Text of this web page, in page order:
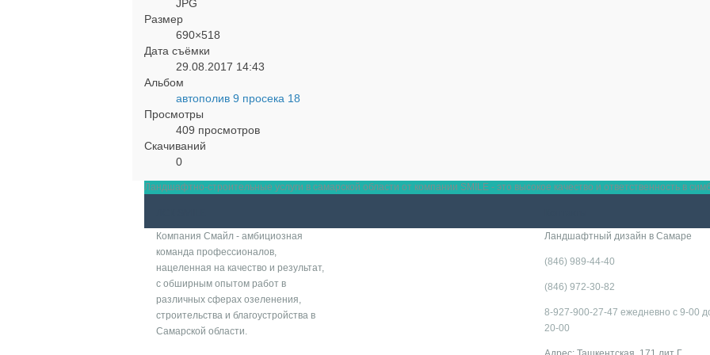
JPG
Размер
690×518
Дата съёмки
29.08.2017 14:43
Альбом
автополив 9 просека 18
Просмотры
409 просмотров
Скачиваний
0
Ландшафтно-строительные услуги в самарской области от компании SMILE - это высокое качество и ответственность в
Компания Смайл - амбициозная
команда профессионалов,
нацеленная на качество и результат,
с обширным опытом работ в
различных сферах озеленения,
строительства и благоустройства в
Самарской области.
Ландшафтный дизайн в Самаре
(846) 989-44-40
(846) 972-30-82
8-927-900-27-47 ежедневно с 9-00
20-00